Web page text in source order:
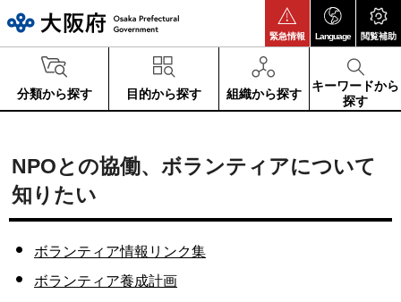
緊急情報 Language 閲覧補助
分類から探す 目的から探す 組織から探す
キーワードから
探す
NPOとの協働、ボランティアについて
知りたい
ボランティア情報リンク集
ボランティア養成計画